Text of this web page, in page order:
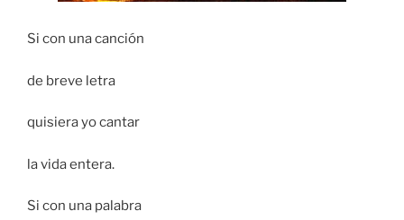
Si con una canción
de breve letra
quisiera yo cantar
la vida entera.
Si con una palabra